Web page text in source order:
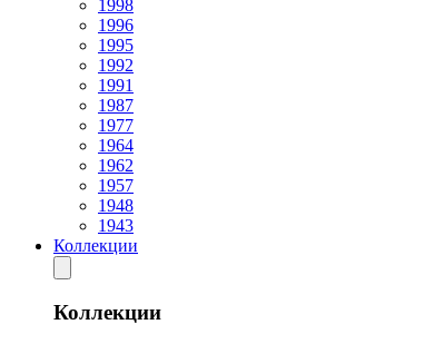
1998
1996
1995
1992
1991
1987
1977
1964
1962
1957
1948
1943
Коллекции
Коллекции